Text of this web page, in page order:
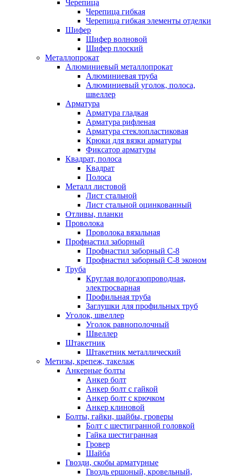
Черепица
Черепица гибкая
Черепица гибкая элементы отделки
Шифер
Шифер волновой
Шифер плоский
Металлопрокат
Алюминиевый металлопрокат
Алюминиевая труба
Алюминиевый уголок, полоса,
швеллер
Арматура
Арматура гладкая
Арматура рифленая
Арматура стеклопластиковая
Крюки для вязки арматуры
Фиксатор арматуры
Квадрат, полоса
Квадрат
Полоса
Металл листовой
Лист стальной
Лист стальной оцинкованный
Отливы, планки
Проволока
Проволока вязальная
Профнастил заборный
Профнастил заборный С-8
Профнастил заборный С-8 эконом
Труба
Круглая водогазопроводная,
электросварная
Профильная труба
Заглушки для профильных труб
Уголок, швеллер
Уголок равнополочный
Швеллер
Штакетник
Штакетник металлический
Метизы, крепеж, такелаж
Анкерные болты
Анкер болт
Анкер болт с гайкой
Анкер болт с крючком
Анкер клиновой
Болты, гайки, шайбы, гроверы
Болт c шестигранной головкой
Гайка шестигранная
Гровер
Шайба
Гвозди, скобы арматурные
Гвоздь ершоный, кровельный,